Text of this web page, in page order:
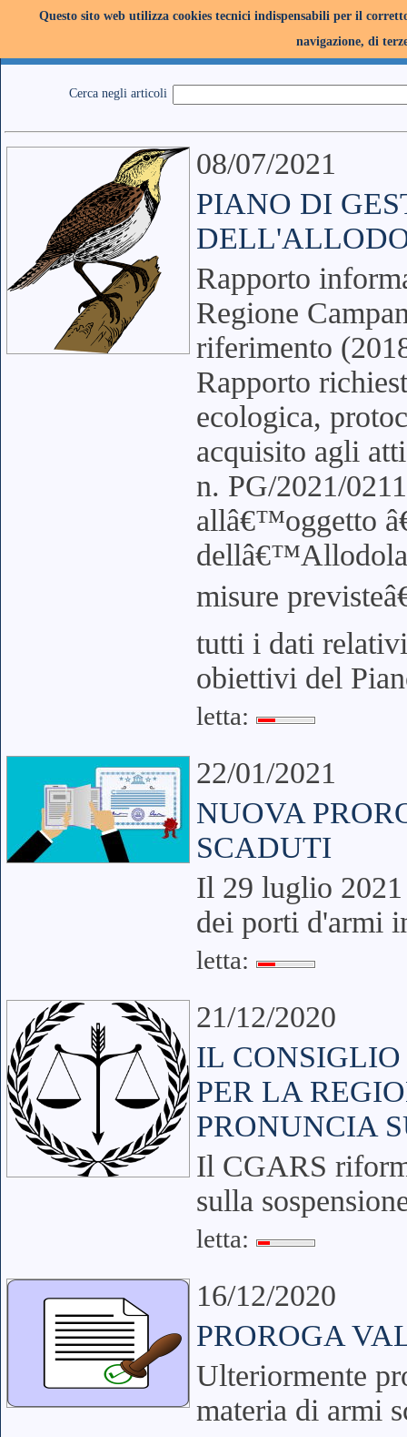
Cerca negli articoli
08/07/2021
PIANO DI
Rapporto
Regione
riferimento
Rapporto
ecologica,
acquisito agli
n. PG/2021/
allâ€™oggetto
dellâ€™Allodola
misure
tutti i dati
obiettivi del
letta:
22/01/2021
NUOVA
SCADUTI
Il 29 luglio
dei porti d'armi
letta:
21/12/2020
IL
PER LA
PRONUNCIA
Il CGARS
sulla
letta:
16/12/2020
PROROGA
Ulteriormente
materia di armi
Questo sito web utilizza cookies tecnici indispensabili per il
navigazione, di